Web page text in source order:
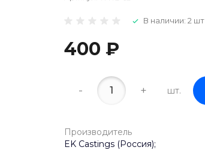
В наличии: 2 шт
400 ₽
- + шт.
Производитель
EK Castings (Россия);